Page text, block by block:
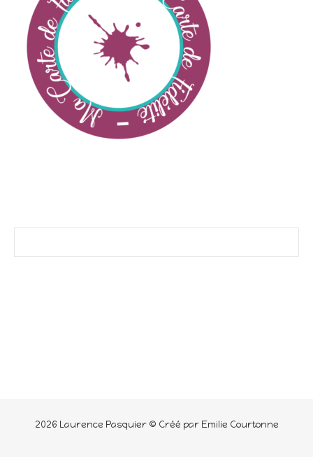
2026 Laurence Pasquier © Créé par Emilie Courtonne